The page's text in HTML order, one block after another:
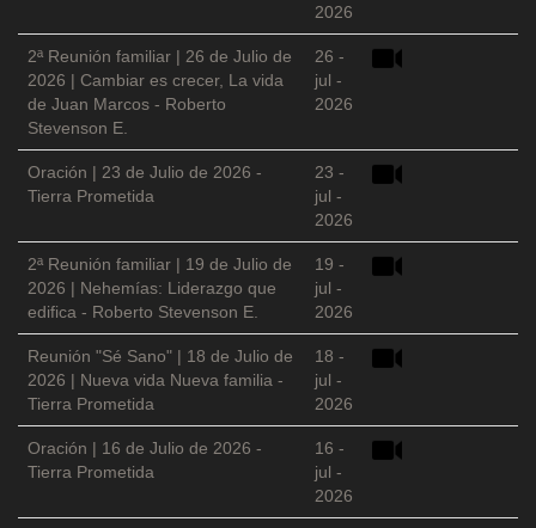
2026
2ª Reunión familiar | 26 de Julio de
2026 | Cambiar es crecer, La vida
de Juan Marcos - Roberto
Stevenson E.
26 -
jul -
2026
Oración | 23 de Julio de 2026 -
Tierra Prometida
23 -
jul -
2026
2ª Reunión familiar | 19 de Julio de
2026 | Nehemías: Liderazgo que
edifica - Roberto Stevenson E.
19 -
jul -
2026
Reunión "Sé Sano" | 18 de Julio de
2026 | Nueva vida Nueva familia -
Tierra Prometida
18 -
jul -
2026
Oración | 16 de Julio de 2026 -
Tierra Prometida
16 -
jul -
2026